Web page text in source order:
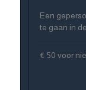
Een
te gaan in
€ 50 voor